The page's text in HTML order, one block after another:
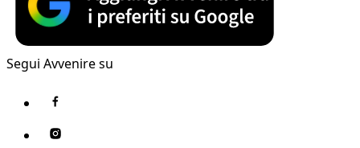
Segui Avvenire su